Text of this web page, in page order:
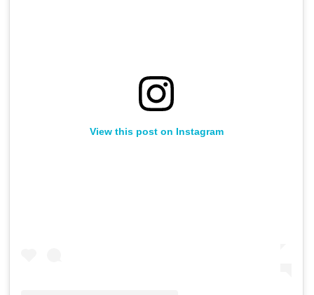
View this post on Instagram